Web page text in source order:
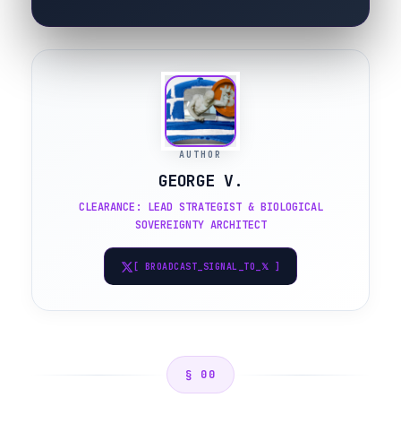
AUTHOR
GEORGE V.
CLEARANCE: LEAD STRATEGIST & BIOLOGICAL
SOVEREIGNTY ARCHITECT
[ BROADCAST_SIGNAL_TO_𝕏 ]
§ 00